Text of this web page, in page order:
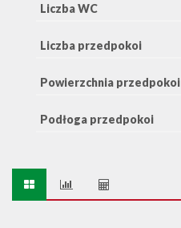
Liczba WC
Liczba przedpokoi
Powierzchnia przedpokoi
Podłoga przedpokoi